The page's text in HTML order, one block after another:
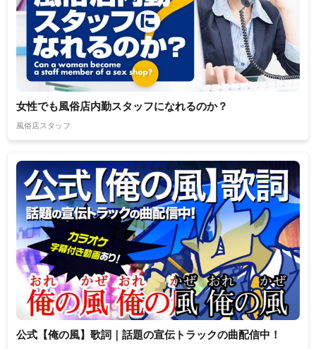
女性でも風俗店内勤スタッフになれるのか？
風俗店スタッフ
公式【俺の風】歌詞｜話題の宣伝トラックの曲配信中！